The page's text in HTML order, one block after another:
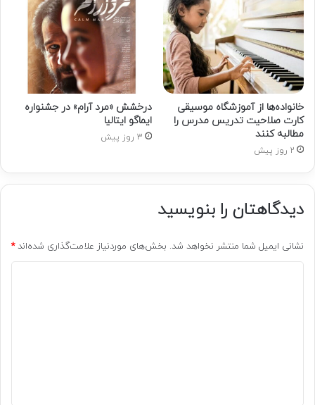
خانواده‌ها از آموزشگاه موسیقی
کارت صلاحیت تدریس مدرس را
مطالبه کنند
2 روز پیش
درخشش «مرد آرام» در جشنواره
ایماگو ایتالیا
3 روز پیش
دیدگاهتان را بنویسید
نشانی ایمیل شما منتشر نخواهد شد. بخش‌های موردنیاز علامت‌گذاری شده‌اند*